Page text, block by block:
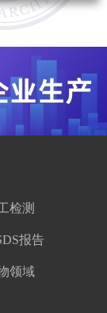
检测
报告
领域